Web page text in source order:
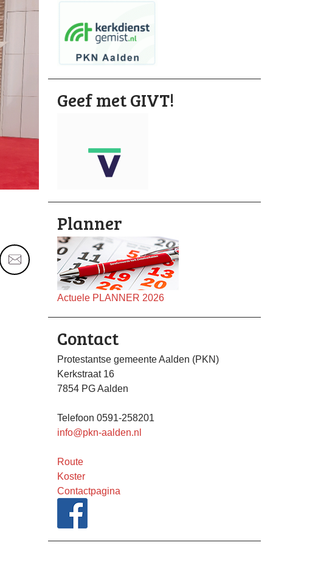
Geef met GIVT!
Planner
Actuele PLANNER 2026
Contact
Protestantse gemeente Aalden (PKN)
Kerkstraat 16
7854 PG Aalden
Telefoon 0591-258201
info@pkn-aalden.nl
Route
Koster
Contactpagina